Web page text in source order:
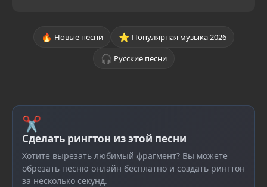
🔥 Новые песни ⭐ Популярная музыка 2026
🎧 Русские песни
✂
Сделать рингтон из этой песни
Хотите вырезать любимый фрагмент? Вы можете
обрезать песню онлайн бесплатно и создать рингтон
за несколько секунд.